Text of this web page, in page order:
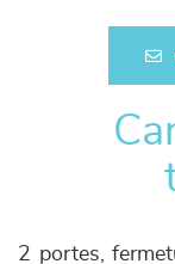
2 portes,